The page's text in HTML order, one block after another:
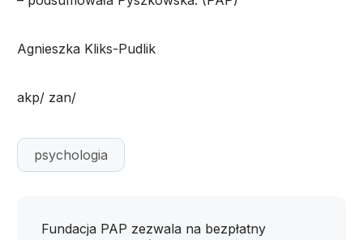
Agnieszka Kliks-Pudlik
akp/ zan/
psychologia
Fundacja PAP zezwala na bezpłatny